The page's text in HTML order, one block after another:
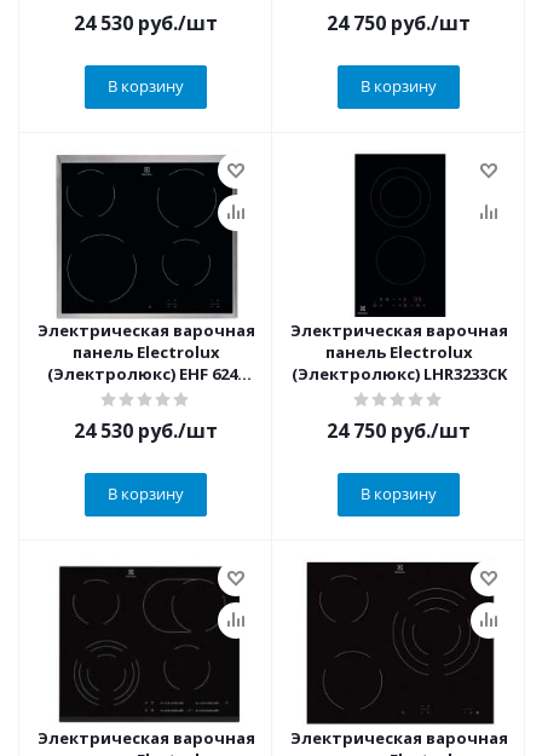
24 530 руб./шт
В корзину
24 750 руб./шт
В корзину
Электрическая варочная
панель Electrolux
(Электролюкс) EHF 6240
XXK
24 530 руб./шт
В корзину
Электрическая варочная
панель Electrolux
(Электролюкс) LHR3233CK
24 750 руб./шт
В корзину
Электрическая варочная
Электрическая варочная